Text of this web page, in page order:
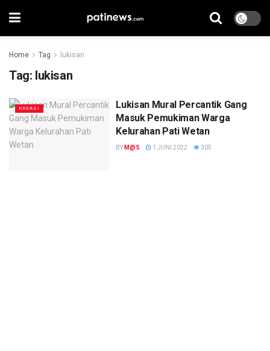
Home Tag lukisan
Tag: lukisan
KREASI
Lukisan Mural Percantik Gang
Masuk Pemukiman Warga
Kelurahan Pati Wetan
BY M@S 1 JUNI 2022 305